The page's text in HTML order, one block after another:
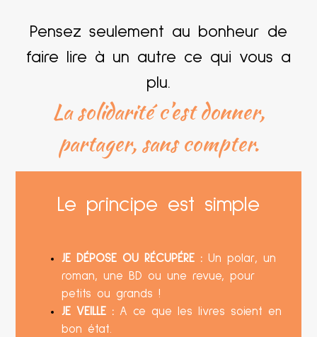
Pensez seulement au bonheur de
faire lire à un autre ce qui vous a
plu.
La solidarité c’est donner,
partager, sans compter.
Le principe est simple
JE DÉPOSE OU RÉCUPÉRE :Un polar, un
roman, une BD ou une revue, pour
petits ou grands !
JE VEILLE : A ce que les livres soient en
bon état.